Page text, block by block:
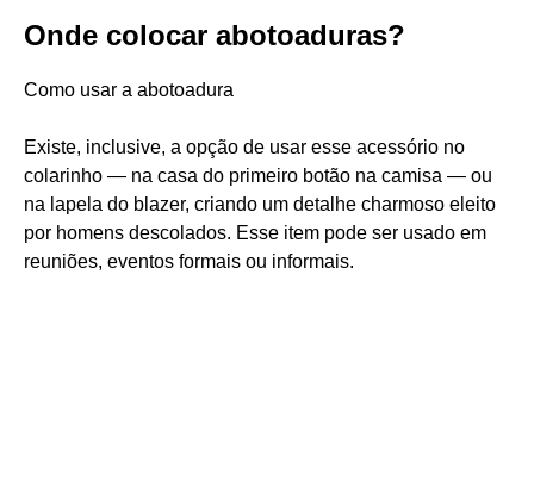
Onde colocar abotoaduras?
Como usar a abotoadura
Existe, inclusive, a opção de usar esse acessório no
colarinho — na casa do primeiro botão na camisa — ou
na lapela do blazer, criando um detalhe charmoso eleito
por homens descolados. Esse item pode ser usado em
reuniões, eventos formais ou informais.